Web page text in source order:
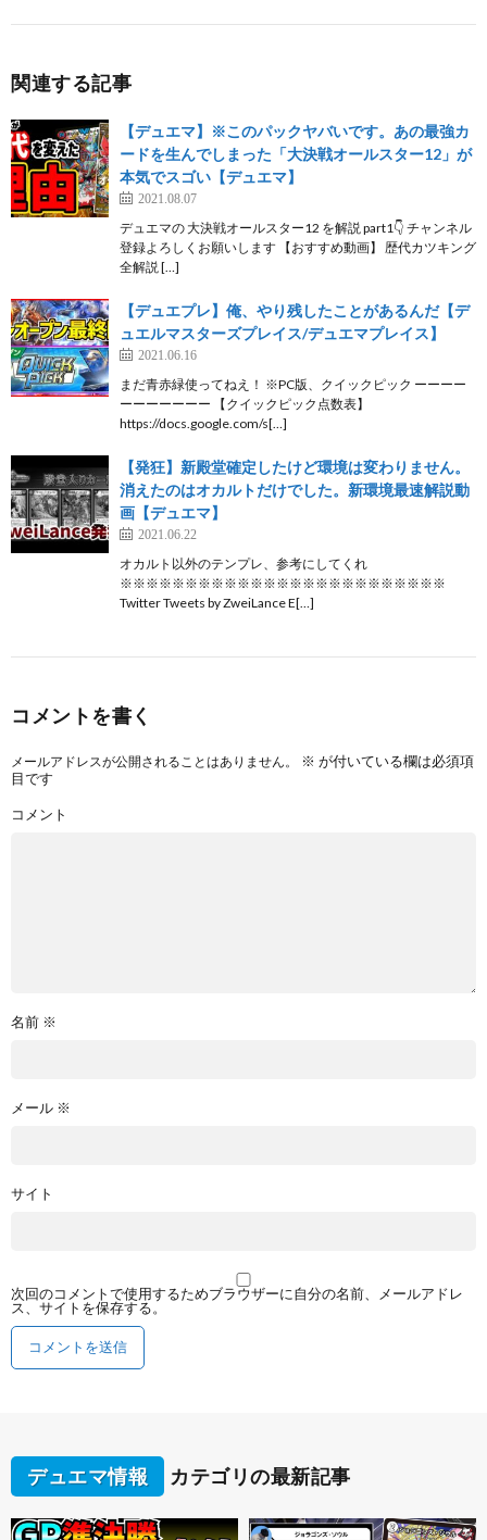
関連する記事
【デュエマ】※このパックヤバいです。あの最強カ
ードを生んでしまった「大決戦オールスター12」が
本気でスゴい【デュエマ】
2021.08.07
デュエマの 大決戦オールスター12 を解説 part1👇 チャンネル
登録よろしくお願いします 【おすすめ動画】 歴代カツキング
全解説 […]
【デュエプレ】俺、やり残したことがあるんだ【デ
ュエルマスターズプレイス/デュエマプレイス】
2021.06.16
まだ青赤緑使ってねえ！ ※PC版、クイックピック ーーーー
ーーーーーーー 【クイックピック点数表】
https://docs.google.com/s[…]
【発狂】新殿堂確定したけど環境は変わりません。
消えたのはオカルトだけでした。新環境最速解説動
画【デュエマ】
2021.06.22
オカルト以外のテンプレ、参考にしてくれ
※※※※※※※※※※※※※※※※※※※※※※※※※
Twitter Tweets by ZweiLance E[…]
コメントを書く
メールアドレスが公開されることはありません。 ※ が付いている欄は必須項
目です
コメント
名前 ※
メール ※
サイト
次回のコメントで使用するためブラウザーに自分の名前、メールアドレ
ス、サイトを保存する。
デュエマ情報 カテゴリの最新記事